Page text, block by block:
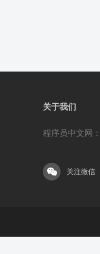
关于我们
程序员中文网
关注微信